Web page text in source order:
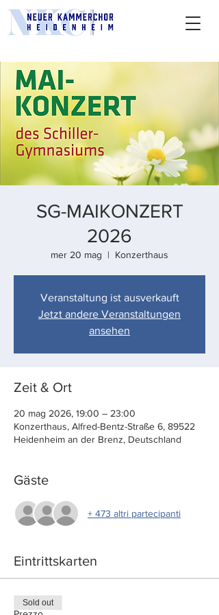
SG-MAIKONZERT
2026
mer 20 mag
  |
Konzerthaus
Veranstaltung ist ausverkauft
Jetzt andere Veranstaltungen
ansehen
Zeit & Ort
20 mag 2026, 19:00 – 23:00
Konzerthaus, Alfred-Bentz-Straße 6, 89522
Heidenheim an der Brenz, Deutschland
Gäste
+ 473 altri partecipanti
Eintrittskarten
Sold out